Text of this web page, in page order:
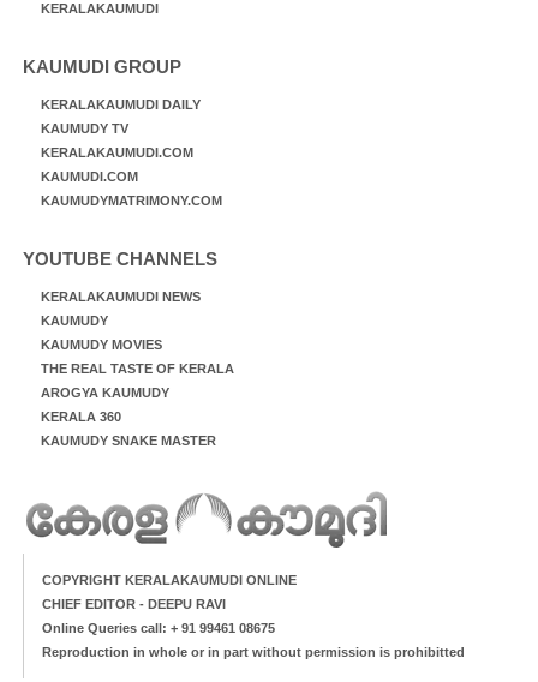
KERALAKAUMUDI
KAUMUDI GROUP
KERALAKAUMUDI DAILY
KAUMUDY TV
KERALAKAUMUDI.COM
KAUMUDI.COM
KAUMUDYMATRIMONY.COM
YOUTUBE CHANNELS
KERALAKAUMUDI NEWS
KAUMUDY
KAUMUDY MOVIES
THE REAL TASTE OF KERALA
AROGYA KAUMUDY
KERALA 360
KAUMUDY SNAKE MASTER
COPYRIGHT KERALAKAUMUDI ONLINE
CHIEF EDITOR - DEEPU RAVI
Online Queries call: + 91 99461 08675
Reproduction in whole or in part without permission is prohibitted